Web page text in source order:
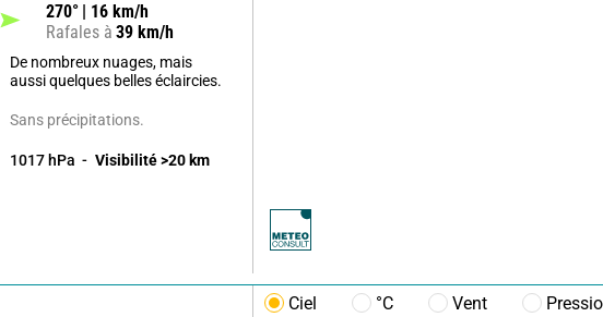
270° 16 km/h
Rafales à 39 km/h
De nombreux nuages, mais
aussi quelques belles éclaircies.
Sans précipitations.
1017 hPa Visibilité >20 km
Ciel °C Vent